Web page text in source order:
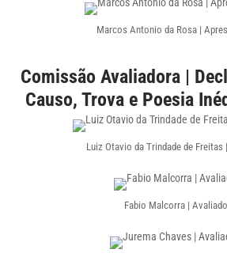
Marcos Antonio da Rosa |
Comissão Avaliadora |
Causo, Trova e Poesia
Luiz Otavio da Trindade de Freitas
Fabio Malcorra |